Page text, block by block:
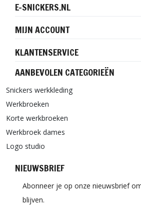
E-SNICKERS.NL
MIJN ACCOUNT
KLANTENSERVICE
AANBEVOLEN CATEGORIEËN
Snickers werkkleding
Werkbroeken
Korte werkbroeken
Werkbroek dames
Logo studio
NIEUWSBRIEF
Abonneer je op onze nieuwsbrief
blijven.